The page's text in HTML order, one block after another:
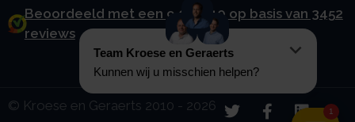
Beoordeeld met een 9.0 uit 10 op basis van 3452
reviews
© Kroese en Geraerts 2010 - 2026